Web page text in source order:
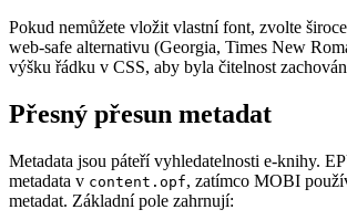
Pokud nemůžete vložit vlastní font, zvolte
web‑safe alternativu (Georgia, Times New
výšku řádku v CSS, aby byla čitelnost
Přesný přesun metadat
Metadata jsou páteří vyhledatelnosti e‑knihy.
metadata v content.opf, zatímco MOBI
metadat. Základní pole zahrnují: